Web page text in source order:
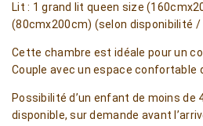
Lit : 1 grand lit queen size
(80cmx200cm) (selon disponibilité
Cette chambre est idéale pour un
Couple avec un espace confortable
Possibilité d’un enfant de moins de
disponible, sur demande avant